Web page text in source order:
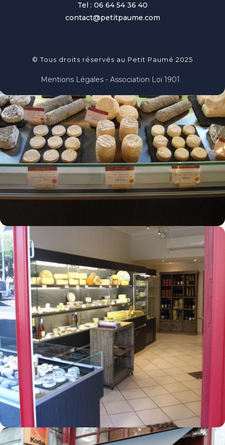
Tel : 06 64 54 36 40
contact@petitpaume.com
© Tous droits réservés au Petit Paumé 2025
Mentions Légales - Association Loi 1901